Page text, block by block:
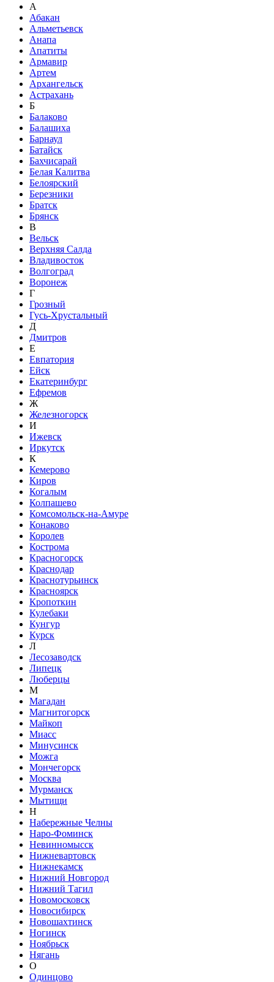
А
Абакан
Альметьевск
Анапа
Апатиты
Армавир
Артем
Архангельск
Астрахань
Б
Балаково
Балашиха
Барнаул
Батайск
Бахчисарай
Белая Калитва
Белоярский
Березники
Братск
Брянск
В
Вельск
Верхняя Салда
Владивосток
Волгоград
Воронеж
Г
Грозный
Гусь-Хрустальный
Д
Дмитров
Е
Евпатория
Ейск
Екатеринбург
Ефремов
Ж
Железногорск
И
Ижевск
Иркутск
К
Кемерово
Киров
Когалым
Колпашево
Комсомольск-на-Амуре
Конаково
Королев
Кострома
Красногорск
Краснодар
Краснотурьинск
Красноярск
Кропоткин
Кулебаки
Кунгур
Курск
Л
Лесозаводск
Липецк
Люберцы
М
Магадан
Магнитогорск
Майкоп
Миасс
Минусинск
Можга
Мончегорск
Москва
Мурманск
Мытищи
Н
Набережные Челны
Наро-Фоминск
Невинномысск
Нижневартовск
Нижнекамск
Нижний Новгород
Нижний Тагил
Новомосковск
Новосибирск
Новошахтинск
Ногинск
Ноябрьск
Нягань
О
Одинцово